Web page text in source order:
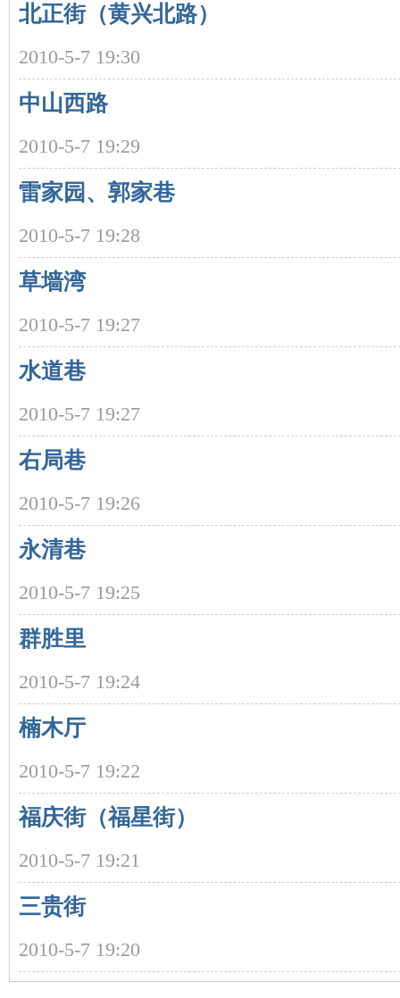
文
库
北正街（黄兴北路）
2010-5-7 19:30
中山西路
2010-5-7 19:29
雷家园、郭家巷
2010-5-7 19:28
草墙湾
2010-5-7 19:27
水道巷
2010-5-7 19:27
右局巷
2010-5-7 19:26
永清巷
2010-5-7 19:25
群胜里
2010-5-7 19:24
楠木厅
2010-5-7 19:22
福庆街（福星街）
2010-5-7 19:21
三贵街
2010-5-7 19:20